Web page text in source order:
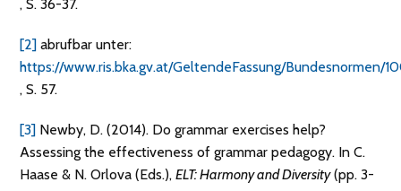
, S. 36-37.
[2] abrufbar unter:
https://www.ris.bka.gv.at/GeltendeFassung/
, S. 57.
[3] Newby, D. (2014). Do grammar exercises help?
Assessing the effectiveness of grammar pedagogy. In C.
Haase & N. Orlova (Eds.),ELT: Harmony and Diversity(pp. 3-